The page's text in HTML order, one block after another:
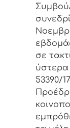
σε
ύστερα
53390/